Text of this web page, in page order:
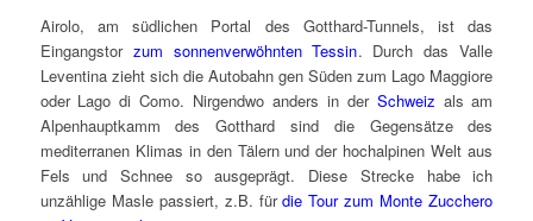
Airolo, am südlichen Portal des Gotthard-Tunnels, ist das
Eingangstor zum sonnenverwöhnten Tessin. Durch das Valle
Leventina zieht sich die Autobahn gen Süden zum Lago Maggiore
oder Lago di Como. Nirgendwo anders in der Schweiz als am
Alpenhauptkamm des Gotthard sind die Gegensätze des
mediterranen Klimas in den Tälern und der hochalpinen Welt aus
Fels und Schnee so ausgeprägt. Diese Strecke habe ich
unzählige Masle passiert, z.B. fürdie Tour zum Monte Zucchero